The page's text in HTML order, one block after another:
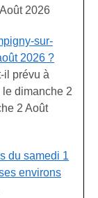
2026
sur-
2026 ?
il prévu à
dimanche 2
2 Août
du samedi 1
environs